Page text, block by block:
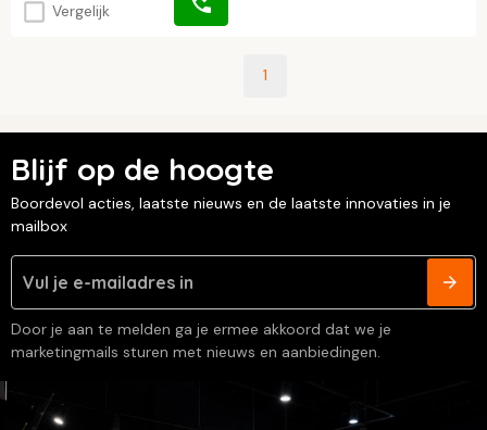
Vergelijk
1
Blijf op de hoogte
Boordevol acties, laatste nieuws en de laatste innovaties in je
mailbox
Door je aan te melden ga je ermee akkoord dat we je
marketingmails sturen met nieuws en aanbiedingen.